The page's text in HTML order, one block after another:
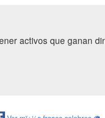
activos que ganan